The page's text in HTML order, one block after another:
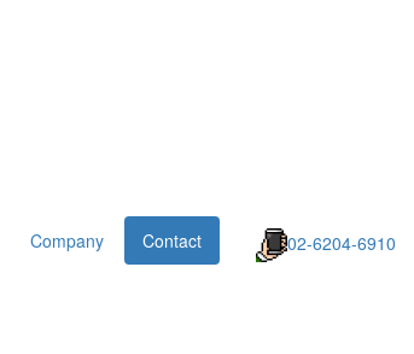
02-6204-6910
Company Contact